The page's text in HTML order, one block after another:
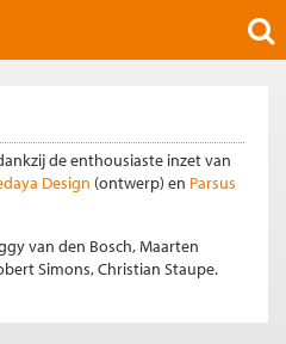
de enthousiaste inzet van
Design (ontwerp) en Parsus
van den Bosch, Maarten
Simons, Christian Staupe.